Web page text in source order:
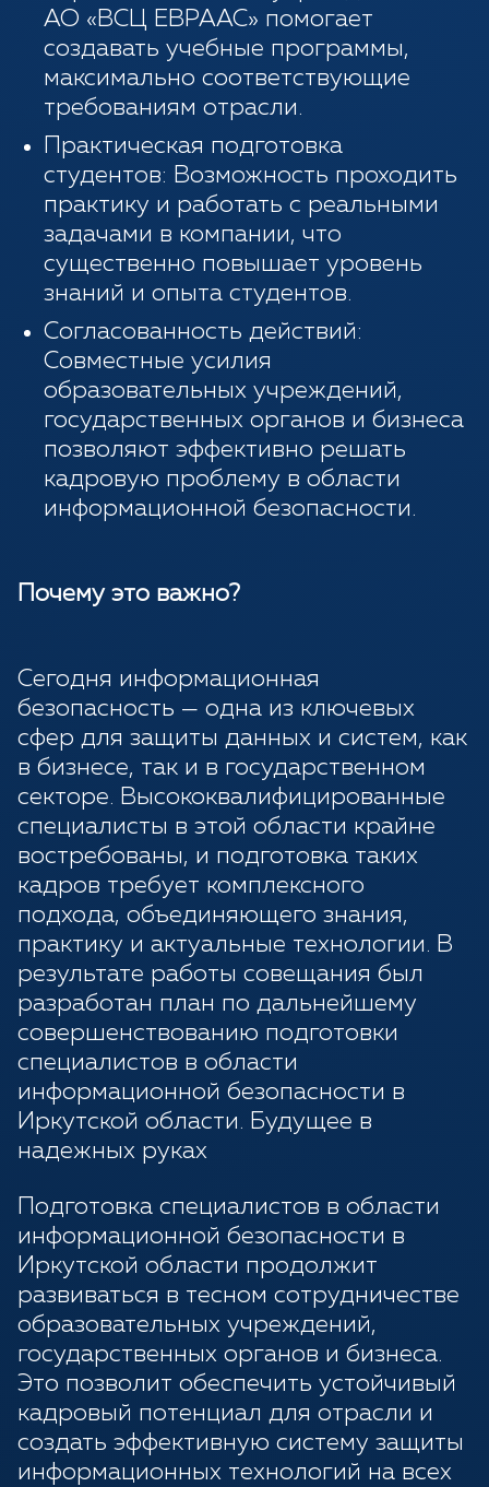
АО «ВСЦ ЕВРААС» помогает
создавать учебные программы,
максимально соответствующие
требованиям отрасли.
Практическая подготовка
студентов: Возможность проходить
практику и работать с реальными
задачами в компании, что
существенно повышает уровень
знаний и опыта студентов.
Согласованность действий:
Совместные усилия
образовательных учреждений,
государственных органов и бизнеса
позволяют эффективно решать
кадровую проблему в области
информационной безопасности.
Почему это важно?
Сегодня информационная
безопасность — одна из ключевых
сфер для защиты данных и систем, как
в бизнесе, так и в государственном
секторе. Высококвалифицированные
специалисты в этой области крайне
востребованы, и подготовка таких
кадров требует комплексного
подхода, объединяющего знания,
практику и актуальные технологии. В
результате работы совещания был
разработан план по дальнейшему
совершенствованию подготовки
специалистов в области
информационной безопасности в
Иркутской области. Будущее в
надежных руках
Подготовка специалистов в области
информационной безопасности в
Иркутской области продолжит
развиваться в тесном сотрудничестве
образовательных учреждений,
государственных органов и бизнеса.
Это позволит обеспечить устойчивый
кадровый потенциал для отрасли и
создать эффективную систему защиты
информационных технологий на всех